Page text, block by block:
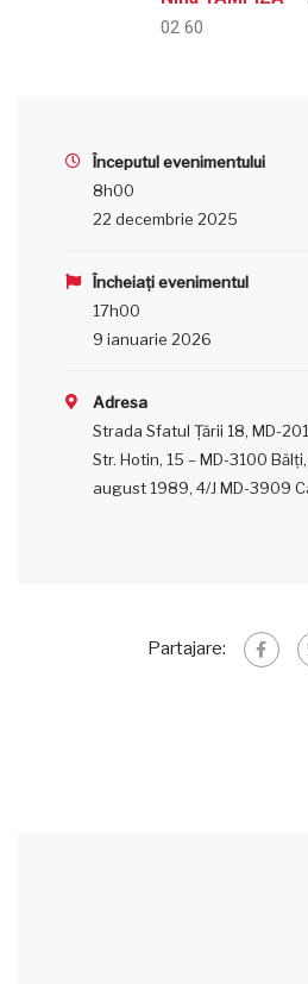
02 60
Începutul evenimentului
8h00
22 decembrie 2025
Încheiați evenimentul
17h00
9 ianuarie 2026
Adresa
Strada Sfatul Țării 18, MD-
Str. Hotin, 15 – MD-3100
august 1989, 4/J MD-3909
Partajare: